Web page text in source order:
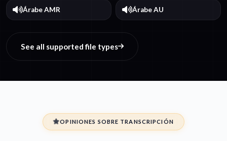
Árabe AMR Árabe AU
See all supported file types
OPINIONES SOBRE TRANSCRIPCIÓN